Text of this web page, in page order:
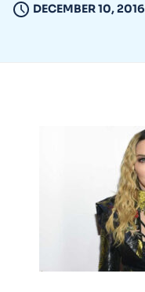
DECEMBER 10, 2016